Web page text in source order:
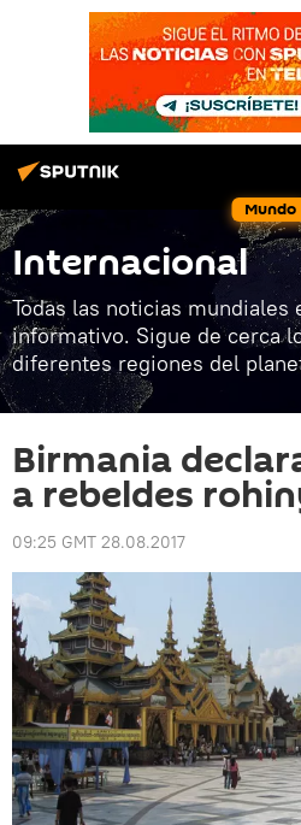
Mundo
Internacional
Todas las noticias
informativo. Sigue de cerca
diferentes regiones del
Birmania
a rebeldes
09:25 GMT 28.08.2017